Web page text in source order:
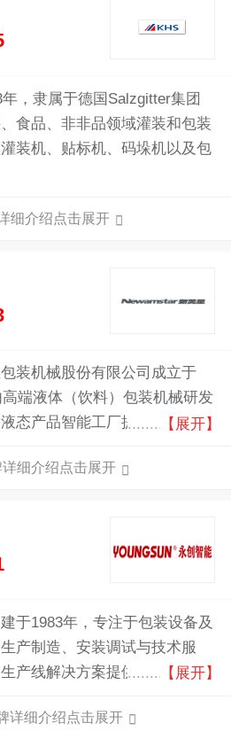
，隶属于德国Salzgitter集团
食品、非非品领域灌装和包装
装机、贴标机、码垛机以及包
细介绍点击展开
装机械股份有限公司成立于
端液体（饮料）包装机械研发
态产品智能工厂提供产存一体
和日化品五大领域，为全球用
成套智能装备及全面解决方
【展开】
细介绍点击展开
于1983年，专注于包装设备及
产制造、安装调试与技术服
产线解决方案提供商。永创智
【展开】
详细介绍点击展开